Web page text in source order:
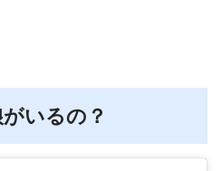
いるの？